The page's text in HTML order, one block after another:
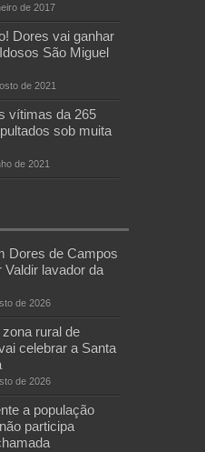
de 2017
Dores vai ganhar
São Miguel
de 2021
vítimas da 265
sob muita
de 2021
Dores de Campos
Valdir lavador da
de 2026
rural de
celebrar a Santa
de 2026
a população
participa